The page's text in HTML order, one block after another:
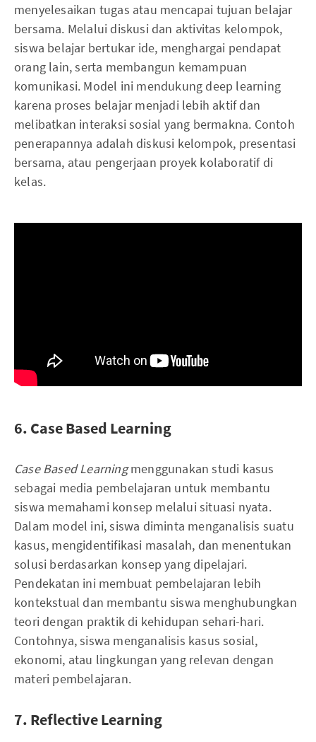
menyelesaikan tugas atau mencapai tujuan belajar
bersama. Melalui diskusi dan aktivitas kelompok,
siswa belajar bertukar ide, menghargai pendapat
orang lain, serta membangun kemampuan
komunikasi. Model ini mendukung deep learning
karena proses belajar menjadi lebih aktif dan
melibatkan interaksi sosial yang bermakna. Contoh
penerapannya adalah diskusi kelompok, presentasi
bersama, atau pengerjaan proyek kolaboratif di
kelas.
6. Case Based Learning
Case Based Learningmenggunakan studi kasus
sebagai media pembelajaran untuk membantu
siswa memahami konsep melalui situasi nyata.
Dalam model ini, siswa diminta menganalisis suatu
kasus, mengidentifikasi masalah, dan menentukan
solusi berdasarkan konsep yang dipelajari.
Pendekatan ini membuat pembelajaran lebih
kontekstual dan membantu siswa menghubungkan
teori dengan praktik di kehidupan sehari-hari.
Contohnya, siswa menganalisis kasus sosial,
ekonomi, atau lingkungan yang relevan dengan
materi pembelajaran.
7. Reflective Learning